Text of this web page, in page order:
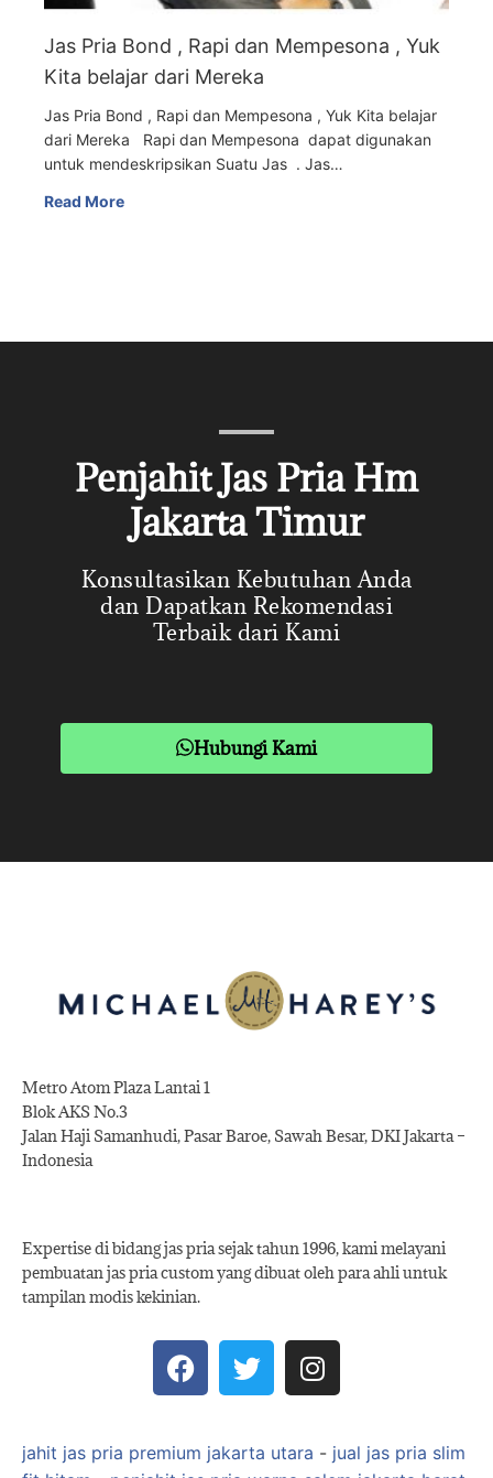
Jas Pria Bond , Rapi dan Mempesona , Yuk
Kita belajar dari Mereka
Jas Pria Bond , Rapi dan Mempesona , Yuk Kita belajar
dari Mereka Rapi dan Mempesona dapat digunakan
untuk mendeskripsikan Suatu Jas . Jas…
Read More
Penjahit Jas Pria Hm
Jakarta Timur
Konsultasikan Kebutuhan Anda
dan Dapatkan Rekomendasi
Terbaik dari Kami
Hubungi Kami
Metro Atom Plaza Lantai 1
Blok AKS No.3
Jalan Haji Samanhudi, Pasar Baroe, Sawah Besar, DKI Jakarta –
Indonesia
Expertise di bidang jas pria sejak tahun 1996, kami melayani
pembuatan jas pria custom yang dibuat oleh para ahli untuk
tampilan modis kekinian.
jahit jas pria premium jakarta utara - jual jas pria slim